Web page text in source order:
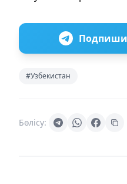
#Узбекистан
Бөлісу: